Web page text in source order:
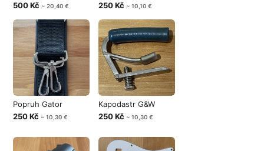
500 Kč ~ 20,40 €
250 Kč ~ 10,10 €
Popruh Gator
250 Kč ~ 10,30 €
Kapodastr G&W
250 Kč ~ 10,30 €